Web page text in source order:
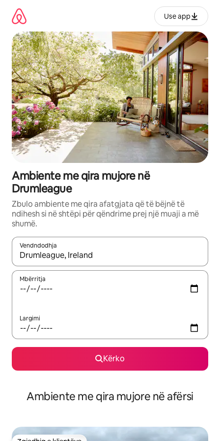
përmbajtja
Use app
Ambiente me qira mujore në
Drumleague
Zbulo ambiente me qira afatgjata që të bëjnë të
ndihesh si në shtëpi për qëndrime prej një muaji a më
shumë.
Vendndodhja
Kur rezultatet të jenë të disponueshme, lëviz me butonat e
Mbërritja
Largimi
Kërko
Ambiente me qira mujore në afërsi